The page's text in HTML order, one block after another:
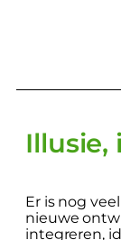
Illusie,
Er is nog
nieuwe
integreren,